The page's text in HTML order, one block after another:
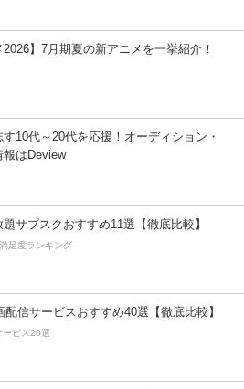
2026】7月期夏の新アニメを一挙紹介！
10代～20代を応援！オーディション・
報はDeview
サブスクおすすめ11選【徹底比較】
足度ランキング
配信サービスおすすめ40選【徹底比較】
ービス20選